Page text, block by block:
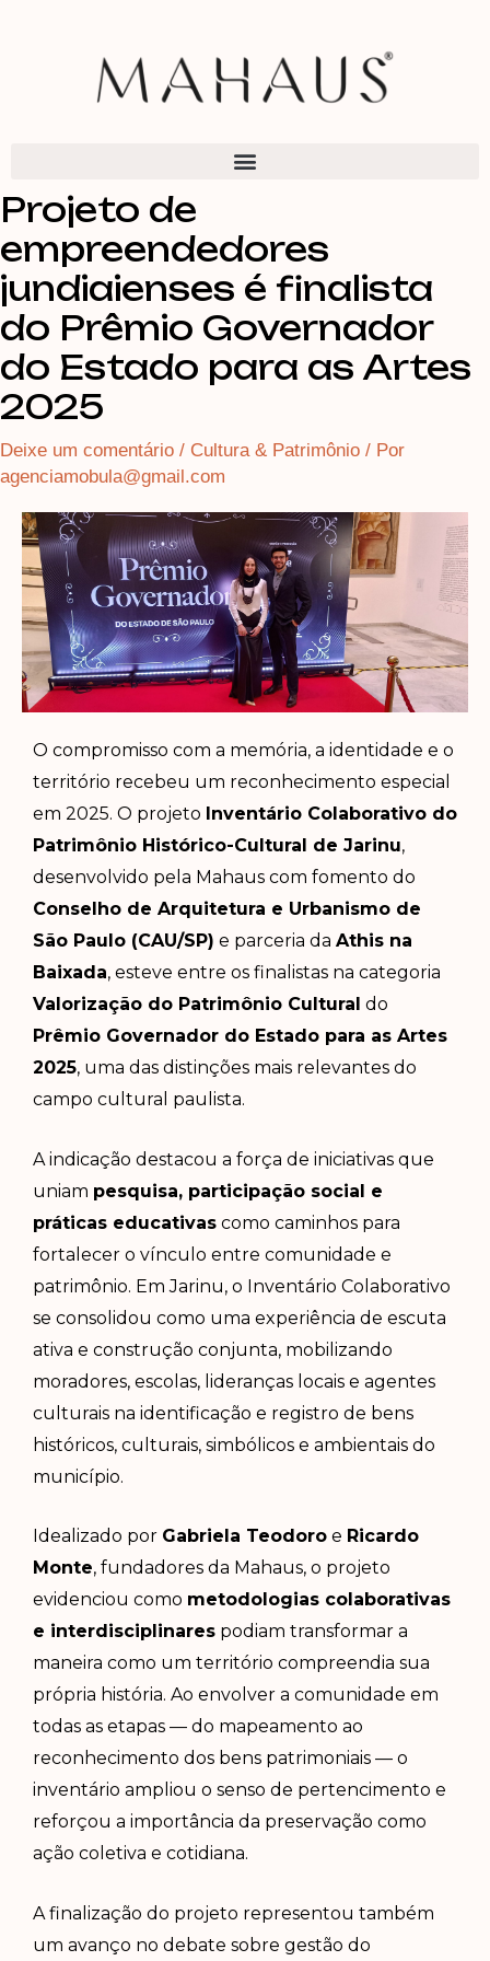
Projeto de
empreendedores
jundiaienses é finalista
do Prêmio Governador
do Estado para as Artes
2025
Deixe um comentário / Cultura & Patrimônio / Por
agenciamobula@gmail.com
O compromisso com a memória, a identidade e o
território recebeu um reconhecimento especial
em 2025. O projeto Inventário Colaborativo do
Patrimônio Histórico-Cultural de Jarinu,
desenvolvido pela Mahaus com fomento do
Conselho de Arquitetura e Urbanismo de
São Paulo (CAU/SP) e parceria da Athis na
Baixada, esteve entre os finalistas na categoria
Valorização do Patrimônio Cultural do
Prêmio Governador do Estado para as Artes
2025, uma das distinções mais relevantes do
campo cultural paulista.
A indicação destacou a força de iniciativas que
uniam pesquisa, participação social e
práticas educativas como caminhos para
fortalecer o vínculo entre comunidade e
patrimônio. Em Jarinu, o Inventário Colaborativo
se consolidou como uma experiência de escuta
ativa e construção conjunta, mobilizando
moradores, escolas, lideranças locais e agentes
culturais na identificação e registro de bens
históricos, culturais, simbólicos e ambientais do
município.
Idealizado por Gabriela Teodoro e Ricardo
Monte, fundadores da Mahaus, o projeto
evidenciou como metodologias colaborativas
e interdisciplinares podiam transformar a
maneira como um território compreendia sua
própria história. Ao envolver a comunidade em
todas as etapas — do mapeamento ao
reconhecimento dos bens patrimoniais — o
inventário ampliou o senso de pertencimento e
reforçou a importância da preservação como
ação coletiva e cotidiana.
A finalização do projeto representou também
um avanço no debate sobre gestão do